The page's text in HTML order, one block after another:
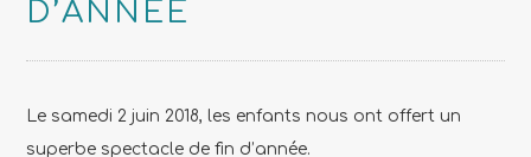
D’ANNÉE
Le samedi 2 juin 2018, les enfants nous ont offert un
superbe spectacle de fin d’année.